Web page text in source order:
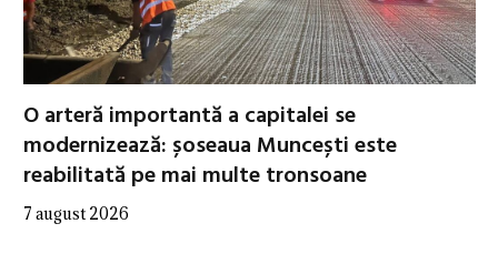
O arteră importantă a capitalei se
modernizează: șoseaua Muncești este
reabilitată pe mai multe tronsoane
7 august 2026